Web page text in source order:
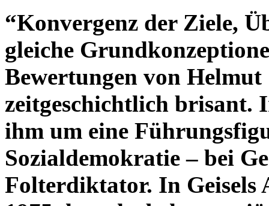
“Konvergenz der Ziele,
gleiche
Bewertungen von
zeitgeschichtlich brisant.
ihm um eine
Sozialdemokratie – bei
Folterdiktator. In Geisels